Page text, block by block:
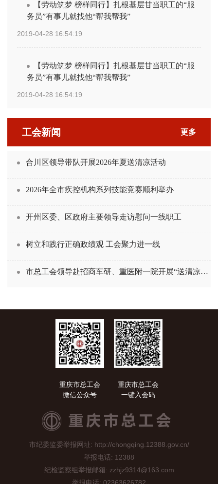
【劳动筑梦 榜样同行】扎根基层甘当职工的“服
务员”有事儿就找他“帮我帮我”
2019-04-28 16:54:19
【劳动筑梦 榜样同行】扎根基层甘当职工的“服
务员”有事儿就找他“帮我帮我”
2019-04-28 16:54:19
工会新闻 更多
合川区领导带队开展2026年夏送清凉活动
2026年全市疾控机构系列技能竞赛顺利举办
开州区委、区政府主要领导走访慰问一线职工
树立和践行正确政绩观 工会聚力进一线
市总工会领导赴招商车研、重医附一院开展“送清凉”慰问活动
重庆市总工会
微信公众号
重庆市总工会
一键入会码
市纪委监委举报网址: http://chongqing.12388.gov.cn/
举报电话: 12388
纪检监察组举报邮箱: zzhjz9314@163.com